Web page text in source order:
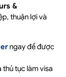
&
thuận lợi và
ngay để được
thủ tục làm visa